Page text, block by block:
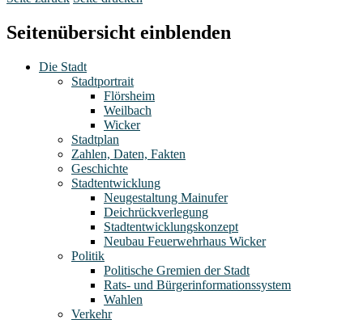
Seitenübersicht einblenden
Die Stadt
Stadtportrait
Flörsheim
Weilbach
Wicker
Stadtplan
Zahlen, Daten, Fakten
Geschichte
Stadtentwicklung
Neugestaltung Mainufer
Deichrückverlegung
Stadtentwicklungskonzept
Neubau Feuerwehrhaus Wicker
Politik
Politische Gremien der Stadt
Rats- und Bürgerinformationssystem
Wahlen
Verkehr